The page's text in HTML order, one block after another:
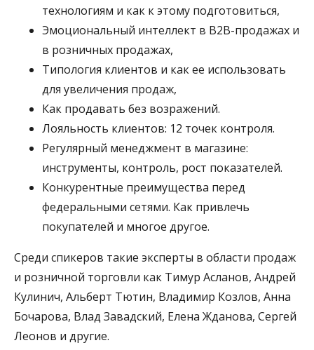
технологиям и как к этому подготовиться,
Эмоциональный интеллект в В2В-продажах и
в розничных продажах,
Типология клиентов и как ее использовать
для увеличения продаж,
Как продавать без возражений.
Лояльность клиентов: 12 точек контроля.
Регулярный менеджмент в магазине:
инструменты, контроль, рост показателей.
Конкурентные преимущества перед
федеральными сетями. Как привлечь
покупателей и многое другое.
Среди спикеров такие эксперты в области продаж
и розничной торговли как Тимур Асланов, Андрей
Кулинич, Альберт Тютин, Владимир Козлов, Анна
Бочарова, Влад Завадский, Елена Жданова, Сергей
Леонов и другие.